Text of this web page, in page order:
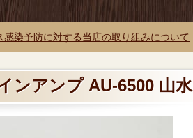
感染予防に対する当店の取り組みについて
ンアンプ AU-6500 山水